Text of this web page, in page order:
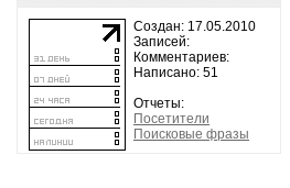
Создан: 17.05.2010
Записей:
Комментариев:
Написано: 51
Отчеты:
Посетители
Поисковые фразы